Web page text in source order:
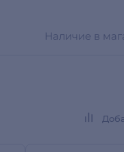
Наличие в